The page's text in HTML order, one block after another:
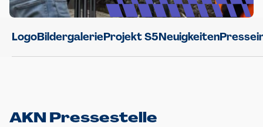
LogoBildergalerieProjekt S5Neuigkeiten
AKN Pressestelle